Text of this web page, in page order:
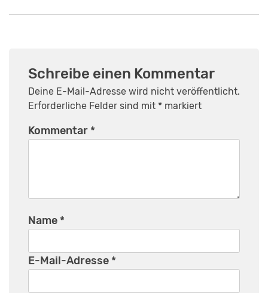
Schreibe einen Kommentar
Deine E-Mail-Adresse wird nicht veröffentlicht.
Erforderliche Felder sind mit * markiert
Kommentar *
Name *
E-Mail-Adresse *